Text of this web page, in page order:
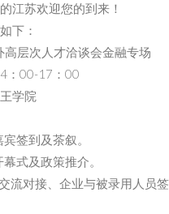
江苏欢迎您的到来！
下：
层次人才洽谈会金融专场
：00-17：00
学院
签到及茶叙。
式及政策推介。
流对接、企业与被录用人员签